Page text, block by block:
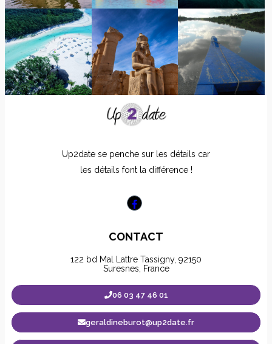
Up2date se penche sur les détails car
les détails font la différence !
CONTACT
122 bd Mal Lattre Tassigny, 92150
Suresnes, France
06 03 47 46 01
geraldineburot@up2date.fr